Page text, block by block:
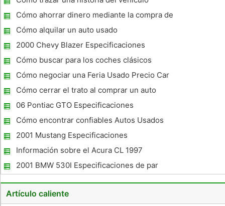
puedes ir cuando usted está mirando para comprar un coche
nuevo o usa
Cómo ahorrar dinero mediante la compra de
dos a tres años-Old Car
Cómo alquilar un auto usado
2000 Chevy Blazer Especificaciones
Cómo buscar para los coches clásicos
Cómo negociar una Feria Usado Precio Car
Cómo cerrar el trato al comprar un auto
usado
06 Pontiac GTO Especificaciones
Cómo encontrar confiables Autos Usados ​​
En 2000 Dólares
2001 Mustang Especificaciones
Información sobre el Acura CL 1997
2001 BMW 530I Especificaciones de par
Artículo caliente